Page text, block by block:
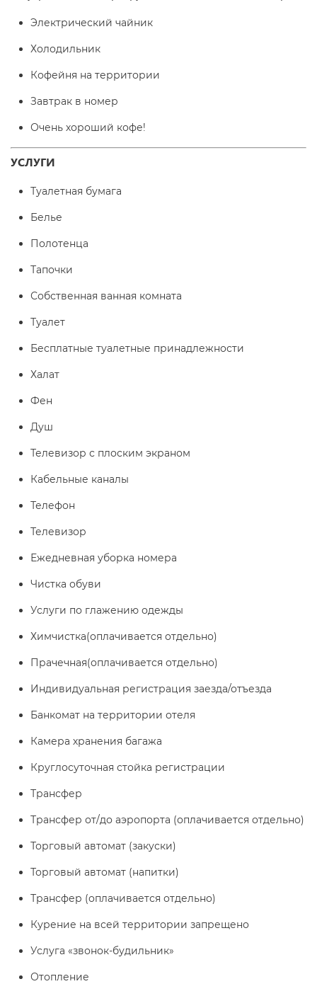
Электрический чайник
Холодильник
Кофейня на территории
Завтрак в номер
Очень хороший кофе!
УСЛУГИ
Туалетная бумага
Белье
Полотенца
Тапочки
Собственная ванная комната
Туалет
Бесплатные туалетные принадлежности
Халат
Фен
Душ
Телевизор с плоским экраном
Кабельные каналы
Телефон
Телевизор
Ежедневная уборка номера
Чистка обуви
Услуги по глажению одежды
Химчистка(оплачивается отдельно)
Прачечная(оплачивается отдельно)
Индивидуальная регистрация заезда/отъезда
Банкомат на территории отеля
Камера хранения багажа
Круглосуточная стойка регистрации
Трансфер
Трансфер от/до аэропорта (оплачивается отдельно)
Торговый автомат (закуски)
Торговый автомат (напитки)
Трансфер (оплачивается отдельно)
Курение на всей территории запрещено
Услуга «звонок-будильник»
Отопление